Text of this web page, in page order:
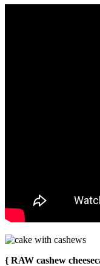
{ RAW cashew